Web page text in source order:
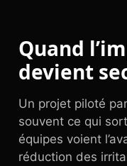
Quand
devient
Un projet piloté
souvent ce qui
équipes voient
réduction des